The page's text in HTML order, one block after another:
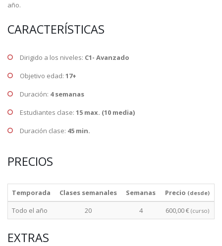
año.
CARACTERÍSTICAS
Dirigido a los niveles: C1- Avanzado
Objetivo edad: 17+
Duración: 4 semanas
Estudiantes clase: 15 max. (10 media)
Duración clase: 45 min.
PRECIOS
Temporada Clases semanales Semanas Precio (desde)
Todo el año 20 4 600,00 € (curso)
EXTRAS